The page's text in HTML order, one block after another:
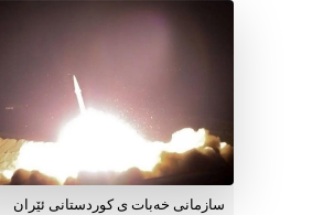
سازمانی خەبات ی کوردستانی ئێران